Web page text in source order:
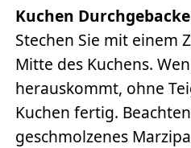
Kuchen
Stechen Sie mit einem
Mitte des Kuchens.
herauskommt, ohne
Kuchen fertig.
geschmolzenes